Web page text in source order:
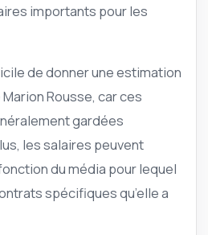
importants pour les
de donner une estimation
Rousse, car ces
gardées
les salaires peuvent
du média pour lequel
spécifiques qu’elle a